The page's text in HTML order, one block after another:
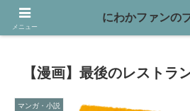
映画や本、バイクなど趣味を書
【漫画】最後のレストラ
マンガ・小説
メニュー
にわかファンの